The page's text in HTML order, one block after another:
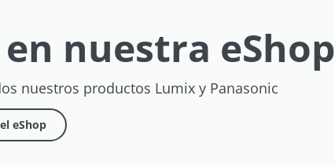
nuestra eShop
nuestros productos Lumix y Panasonic
eShop